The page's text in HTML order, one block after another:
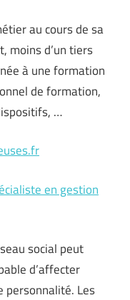
au cours de sa
moins d’un tiers
à une formation
de formation,
…
en gestion
social peut
d’affecter
personnalité. Les